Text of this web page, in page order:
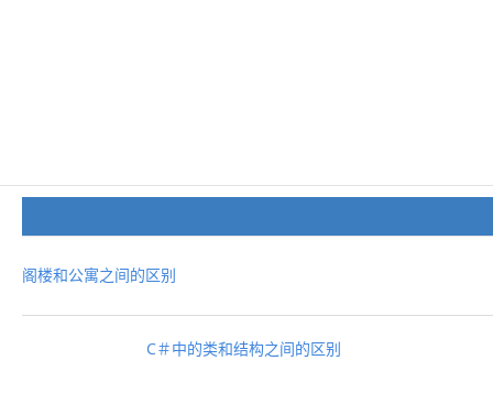
阁楼和公寓之间的区别
C＃中的类和结构之间的区别